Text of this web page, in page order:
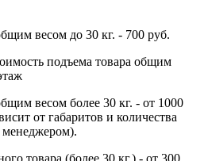
весом до 30 кг. - 700 руб.
подъема товара общим
весом более 30 кг. - от 1000
от габаритов и количества
менеджером).